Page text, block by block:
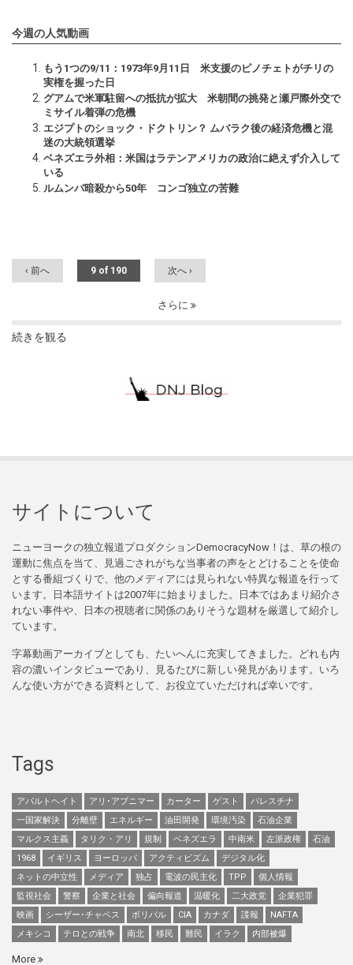
今週の人気動画
もう1つの9/11：1973年9月11日 米支援のピノチェトがチリの
実権を握った日
グアムで米軍駐留への抵抗が拡大 米朝間の挑発と瀬戸際外交で
ミサイル着弾の危機
エジプトのショック・ドクトリン？ ムバラク後の経済危機と混
迷の大統領選挙
ベネズエラ外相：米国はラテンアメリカの政治に絶えず介入して
いる
ルムンバ暗殺から50年 コンゴ独立の苦難
‹ 前へ 9 of 190 次へ ›
さらに
続きを観る
サイトについて
ニューヨークの独立報道プロダクションDemocracyNow！は、草の根の
運動に焦点を当て、見過ごされがちな当事者の声をとどけることを使命
とする番組づくりで、他のメディアには見られない特異な報道を行って
います。日本語サイトは2007年に始まりました。日本ではあまり紹介さ
れない事件や、日本の視聴者に関係のありそうな題材を厳選して紹介し
ています。
字幕動画アーカイブとしても、たいへんに充実してきました。どれも内
容の濃いインタビューであり、見るたびに新しい発見があります。いろ
んな使い方ができる資料として、お役立ていただければ幸いです。
Tags
アパルトヘイト アリ･アブニマー カーター ゲスト
パレスチナ
一国家解決
分離壁 エネルギー 油田開発 環境汚染
石油企業
マルクス主義
タリク・アリ 規制 ベネズエラ 中南米 左派政権
石油
1968
イギリス ヨーロッパ アクティビズム
デジタル化
ネットの中立性
メディア 独占 電波の民主化 TPP
個人情報
監視社会
警察 企業と社会 偏向報道 温暖化 二大政党
企業犯罪
映画
シーザー･チャベス ボリバル CIA カナダ 諜報
NAFTA
メキシコ
テロとの戦争 南北 移民 難民 イラク 内部被爆
More